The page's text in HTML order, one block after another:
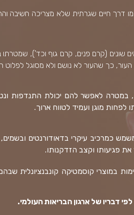
דרך חיים שגרתית שלא מצריכה חשיבה
שונים (קרם פנים, קרם גוף וכד'),
כך שהעור לא נושם ולא מסוגל לפלוט
במטרה לאפשר להם יכולת התנדפות
לפחות מוגן ועמיד לטווח ארוך.
כמרכיב עיקרי בדאודורנטים
את פגיעותו וקצב הזדקנותו.
במוצרי קוסמטיקה קונבנציונלית
דבריו של ארגון הבריאות העולמי.